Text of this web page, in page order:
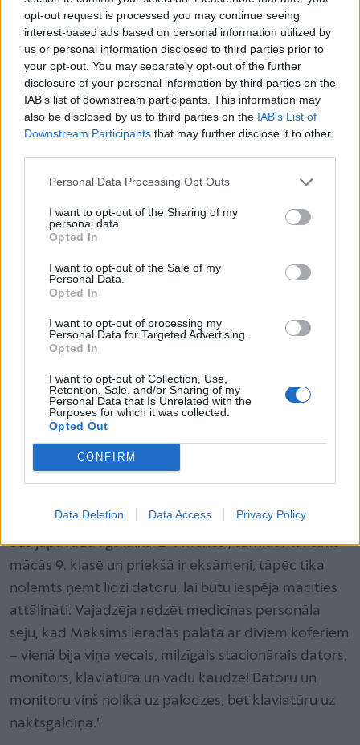
opt-out request is processed you may continue seeing
interest-based ads based on personal information utilized by
us or personal information disclosed to third parties prior to
your opt-out. You may separately opt-out of the further
disclosure of your personal information by third parties on the
IAB’s list of downstream participants. This information may
also be disclosed by us to third parties on the IAB’s List of
Downstream Participants that may further disclose it to other
Personal Data Processing Opt Outs
I want to opt-out of the Sharing of my
personal data.
Opted In
I want to opt-out of the Sale of my
Personal Data.
Opted In
I want to opt-out of processing my
Personal Data for Targeted Advertising.
Opted In
I want to opt-out of Collection, Use,
Retention, Sale, and/or Sharing of my
Personal Data that Is Unrelated with the
Purposes for which it was collected.
Opted Out
CONFIRM
Data Deletion Data Access Privacy Policy
Lai ziedotu Maksimam, apmeklē Bērnu
slimnīcas fonda lapušeit!
Gatavoties braukt uz Viļņu, jau zinājām, ka slimnīcā
būs jāpavada ilgs laiks, 2-4 mēneši, turklāt Maksims
mācās 9. klasē un priekšā ir eksāmeni, tāpēc tika
nolemts ņemt līdzi datoru, lai būtu iespēja mācīties
attālināti. Vajadzēja redzēt medicīnas personāla
seju, kad Maksims ieradās palātā ar diviem koferiem
– vienā bija viņa vecais, milzīgais stacionārais dators,
monitors, klaviatūra un vadu kaudze! Datoru un
monitoru viņš nolika uz palodzes, bet klaviatūru uz
naktsgaldiņa."